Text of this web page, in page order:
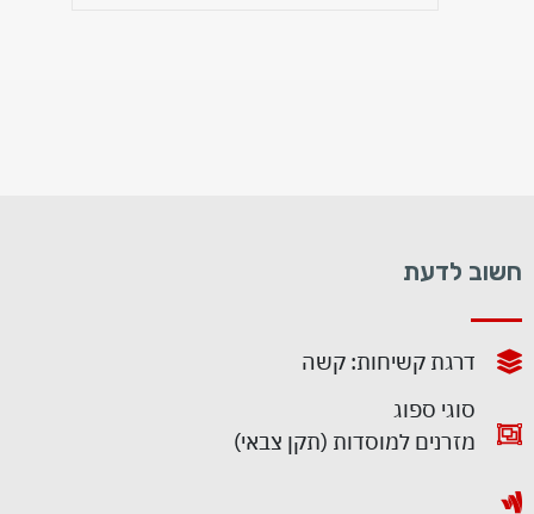
חשוב לדעת
דרגת קשיחות: קשה
סוגי ספוג
מזרנים למוסדות (תקן צבאי)